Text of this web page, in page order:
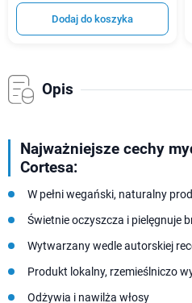
Dodaj do koszyka
Opis
Najważniejsze cechy
Cortesa:
W pełni wegański, naturalny
Świetnie oczyszcza i pielęgnuje
Wytwarzany wedle autorskiej
Produkt lokalny, rzemieślniczo
Odżywia i nawilża włosy